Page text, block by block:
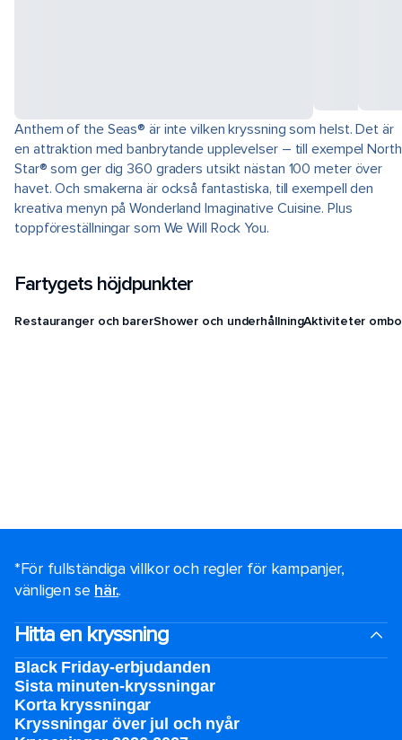
Anthem of the Seas® är inte vilken kryssning som helst. Det är
en attraktion med banbrytande upplevelser – till exempel North
Star® som ger dig 360 graders utsikt nästan 100 meter över
havet. Och smakerna är också fantastiska, till exempell den
kreativa menyn på Wonderland Imaginative Cuisine. Plus
toppföreställningar som We Will Rock You.
Fartygets höjdpunkter
Restauranger och barerShower och underhållningAktiviteter
*För fullständiga villkor och regler för kampanjer,
vänligen se här..
Hitta en kryssning
Black Friday-erbjudanden
Sista minuten-kryssningar
Korta kryssningar
Kryssningar över jul och nyår